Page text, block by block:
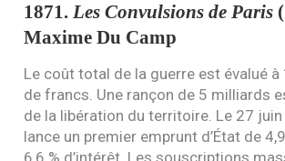
1871. Les Convulsions de Paris
Maxime Du Camp
Le coût total de la guerre est évalué
de francs. Une rançon de 5 milliards
de la libération du territoire. Le 27
lance un premier emprunt d’État de
6,6 % d’intérêt. Les souscriptions